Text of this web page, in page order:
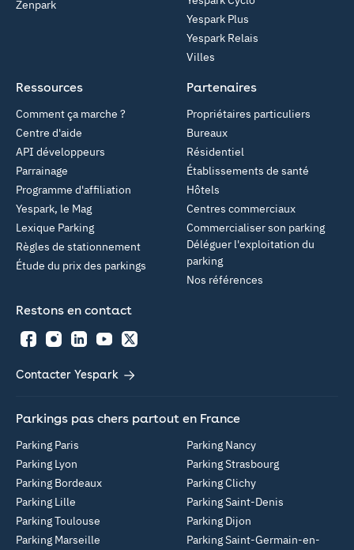
Zenpark
Yespark Plus
Yespark Relais
Villes
Partenaires
Propriétaires particuliers
Bureaux
Résidentiel
Établissements de santé
Hôtels
Centres commerciaux
Commercialiser son parking
Déléguer l'exploitation du
parking
Nos références
Ressources
Comment ça marche ?
Centre d'aide
API développeurs
Parrainage
Programme d'affiliation
Yespark, le Mag
Lexique Parking
Règles de stationnement
Étude du prix des parkings
Restons en contact
FacebookInstagramLinkedInYouTubeTwitter
Contacter Yespark
Parkings pas chers partout en France
Parking Paris
Parking Lyon
Parking Bordeaux
Parking Lille
Parking Toulouse
Parking Marseille
Parking Nancy
Parking Strasbourg
Parking Clichy
Parking Saint-Denis
Parking Dijon
Parking Saint-Germain-en-